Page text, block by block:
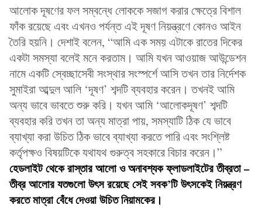
আলোক দূষণের ফল সম্বন্ধে লোককে সজাগ করার ক্ষেত্রে বিশাল
ফাঁক রয়েছে এবং এখনও পর্যন্ত এই দূষণ নিয়ন্ত্রণে কোনও আইন
তৈরি হয়নি। দেশাই বলেন, “আমি এক সময় এটাকে রাতের দিকের
একটা সমস্যা বলেই মনে করতাম। আমি যখন আওয়াজ আউন্ডেশন
নামে একটি স্বেচ্ছাসেবী সংস্থার সংস্পর্শে আসি তখন তার নির্দেশক
সুমাইরা আব্দুল আলি ‘দূষণ’ শব্দটি ব্যবহার করেন। তখনই আমি
অন্য ভাবে ভাবতে শুরু করি। যখন আমি ‘আলোকদূষণ’ শব্দটি
ব্যবহার করি তখন তা অন্য মাত্রা পায়, সমস্যাটি ঠিক যে ভাবে
ব্যাখ্যা করা উচিত ঠিক ভাবে ব্যাখ্যা করতে পারি এবং সংশ্লিষ্ট
কর্তৃপক্ষও বিষয়টিকে যথাযথ গুরুত্ব সহকারে বিচার করেন।”
হেডলাইট থেকে রাস্তার আলো ও অনাবশ্যক ফ্লাডলাইটের তীব্রতা –
তীব্র আলোর যতগুলো উৎস রয়েছে সেই সবক’টি উৎসকেই নিয়ন্ত্রণ
করতে মাত্রা বেঁধে দেওয়া উচিত নিয়ামকের।